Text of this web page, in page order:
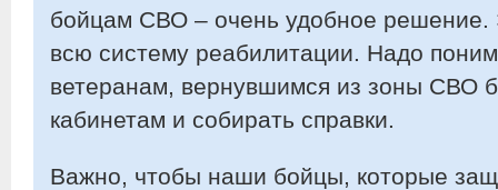
бойцам СВО – очень удобное решение.
всю систему реабилитации. Надо
ветеранам, вернувшимся из зоны СВО
кабинетам и собирать справки.
Важно, чтобы наши бойцы, которые